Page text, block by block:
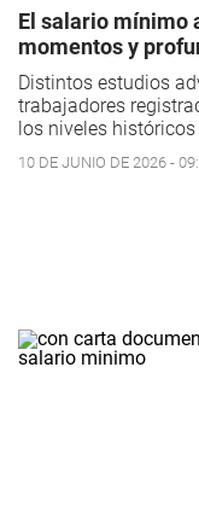
El salario mínimo
momentos y
Distintos estudios
trabajadores
los niveles
10 DE JUNIO DE 2026 -